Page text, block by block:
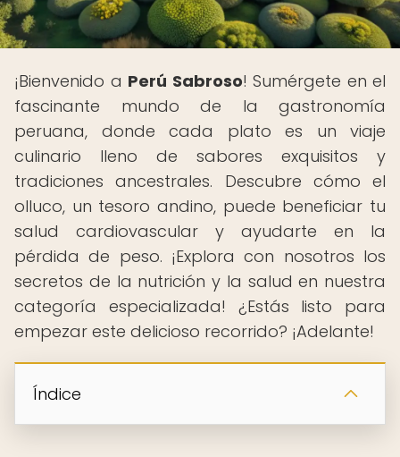
¡Bienvenido a Perú Sabroso! Sumérgete en el
fascinante mundo de la gastronomía
peruana, donde cada plato es un viaje
culinario lleno de sabores exquisitos y
tradiciones ancestrales. Descubre cómo el
olluco, un tesoro andino, puede beneficiar tu
salud cardiovascular y ayudarte en la
pérdida de peso. ¡Explora con nosotros los
secretos de la nutrición y la salud en nuestra
categoría especializada! ¿Estás listo para
empezar este delicioso recorrido? ¡Adelante!
Índice